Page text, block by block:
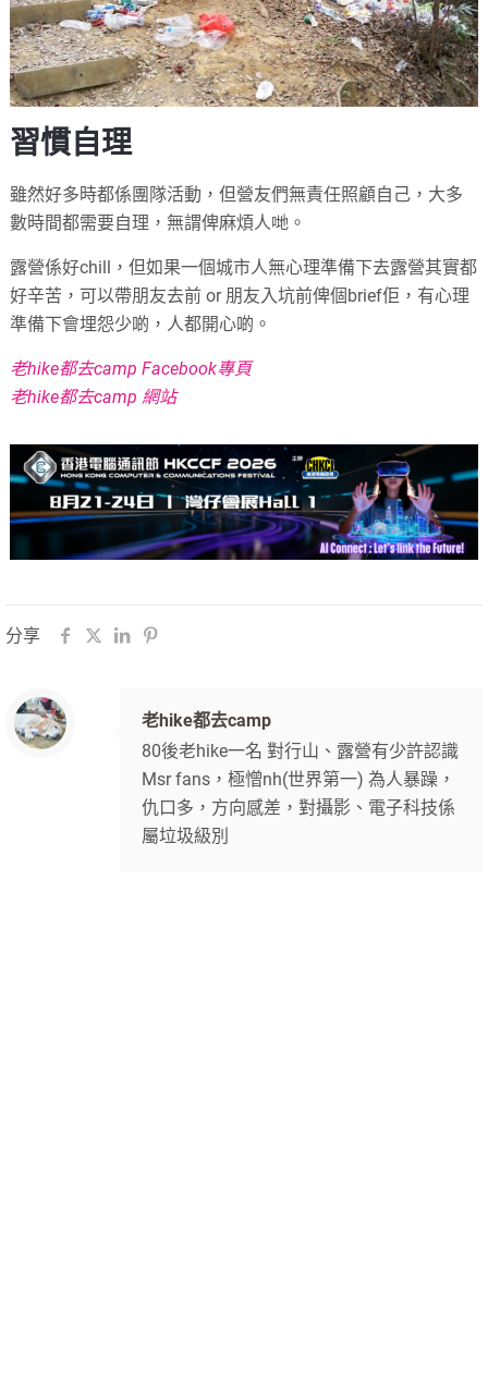
習慣自理
雖然好多時都係團隊活動，但營友們無責任照顧自己，大多
數時間都需要自理，無謂俾麻煩人哋。
露營係好chill，但如果一個城市人無心理準備下去露營其實都
好辛苦，可以帶朋友去前 or 朋友入坑前俾個brief佢，有心理
準備下會埋怨少啲，人都開心啲。
老hike都去camp Facebook專頁
老hike都去camp 網站
分享
老hike都去camp
80後老hike一名 對行山、露營有少許認識
Msr fans，極憎nh(世界第一) 為人暴躁，
仇口多，方向感差，對攝影、電子科技係
屬垃圾級別